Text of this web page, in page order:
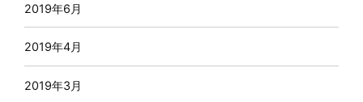
2019年6月
2019年4月
2019年3月